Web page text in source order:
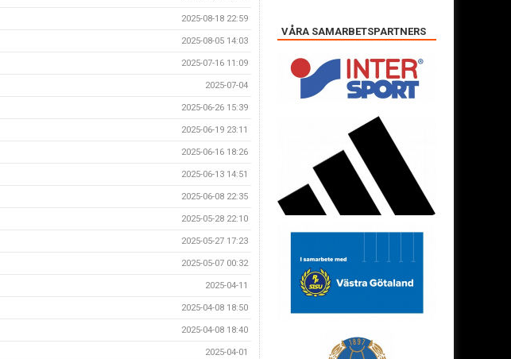
2025-08-18 22:59
2025-08-05 14:03
2025-07-16 11:09
2025-07-04
2025-06-26 15:39
2025-06-19 23:11
2025-06-16 18:26
2025-06-13 14:51
2025-06-08 22:35
2025-05-28 22:10
2025-05-27 17:23
2025-05-07 00:32
2025-04-11
2025-04-08 18:50
2025-04-08 18:40
2025-04-01
VÅRA SAMARBETSPARTNERS